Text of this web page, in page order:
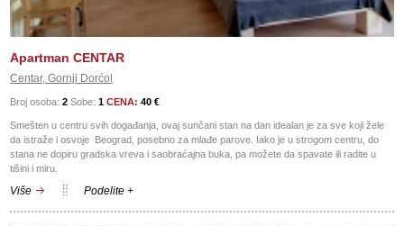
Apartman CENTAR
Centar, Gornji Dorćol
Broj osoba:2 Sobe:1 CENA:40 €
Smešten u centru svih događanja, ovaj sunčani stan na dan idealan je za sve koji žele
da istraže i osvoje Beograd, posebno za mlađe parove. Iako je u strogom centru, do
stana ne dopiru gradska vreva i saobraćajna buka, pa možete da spavate ili radite u
tišini i miru.
Više Podelite +